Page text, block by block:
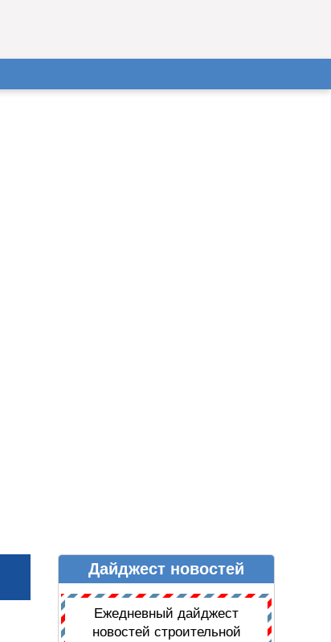
ДАЙДЖЕСТ НОВОСТЕЙДайджест новостей
Ежедневный дайджест
новостей строительной